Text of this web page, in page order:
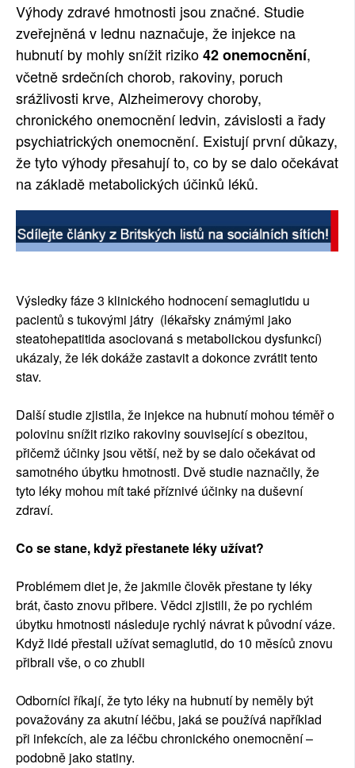
Výhody zdravé hmotnosti jsou značné. Studie
zveřejněná v lednu naznačuje, že injekce na
hubnutí by mohly snížit riziko42 onemocnění,
včetně srdečních chorob, rakoviny, poruch
srážlivosti krve, Alzheimerovy choroby,
chronického onemocnění ledvin, závislosti a řady
psychiatrických onemocnění. Existují první důkazy,
že tyto výhody přesahují to, co by se dalo očekávat
na základě metabolických účinků léků.
Výsledky fáze 3 klinického hodnocení semaglutidu u
pacientů s tukovými játry (lékařsky známými jako
steatohepatitida asociovaná s metabolickou dysfunkcí)
ukázaly, že lék dokáže zastavit a dokonce zvrátit tento
stav.
Další studie zjistila, že injekce na hubnutí mohou téměř o
polovinu snížit riziko rakoviny související s obezitou,
přičemž účinky jsou větší, než by se dalo očekávat od
samotného úbytku hmotnosti. Dvě studie naznačily, že
tyto léky mohou mít také příznivé účinky na duševní
zdraví.
Co se stane, když přestanete léky užívat?
Problémem diet je, že jakmile člověk přestane ty léky
brát, často znovu přibere. Vědci zjistili, že po rychlém
úbytku hmotnosti následuje rychlý návrat k původní váze.
Když lidé přestali užívat semaglutid, do 10 měsíců znovu
přibrali vše, o co zhubli
Odborníci říkají, že tyto léky na hubnutí by neměly být
považovány za akutní léčbu, jaká se používá například
při infekcích, ale za léčbu chronického onemocnění –
podobně jako statiny.